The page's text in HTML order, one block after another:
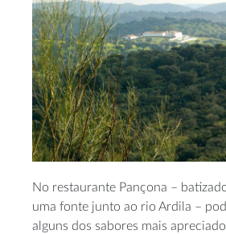
No restaurante Pançona –
uma fonte junto ao rio Ardila –
alguns dos sabores mais